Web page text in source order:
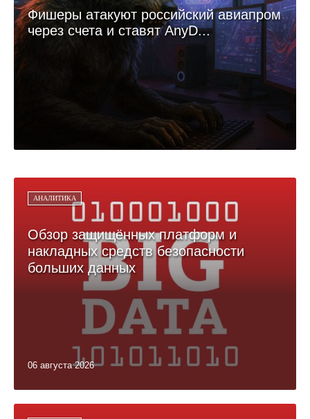
Фишеры атакуют российский авиапром
через счета и ставят AnyD...
АНАЛИТИКА
Обзор защищённых платформ и
накладных средств безопасности
больших данных
06 августа 2026